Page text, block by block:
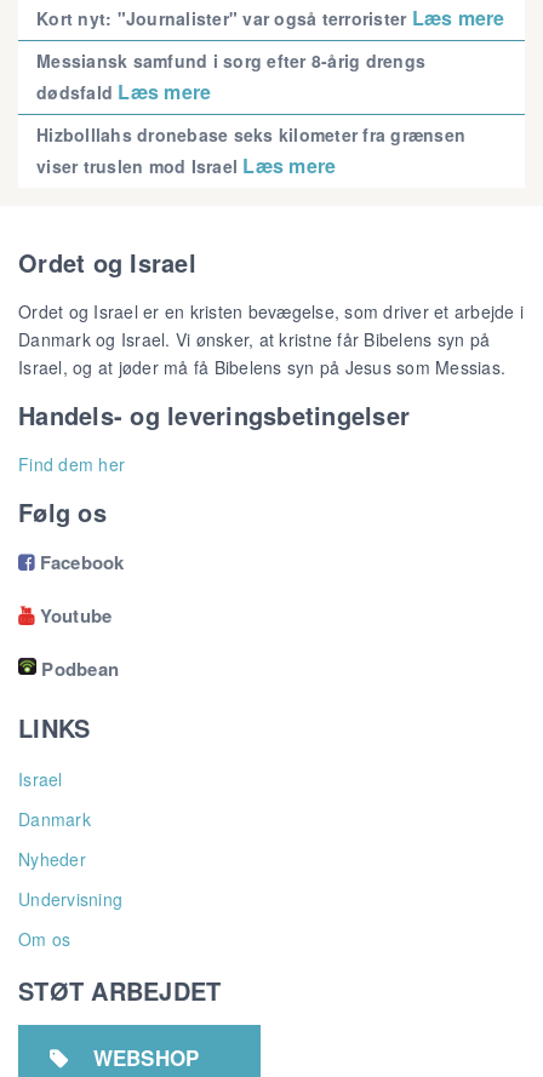
Kort nyt: "Journalister" var også terrorister Læs mere
Messiansk samfund i sorg efter 8-årig drengs
dødsfald Læs mere
Hizbolllahs dronebase seks kilometer fra grænsen
viser truslen mod Israel Læs mere
Ordet og Israel
Ordet og Israel er en kristen bevægelse, som driver et arbejde i
Danmark og Israel. Vi ønsker, at kristne får Bibelens syn på
Israel, og at jøder må få Bibelens syn på Jesus som Messias.
Handels- og leveringsbetingelser
Find dem her
Følg os
Facebook
Youtube
Podbean
LINKS
Israel
Danmark
Nyheder
Undervisning
Om os
STØT ARBEJDET
 WEBSHOP